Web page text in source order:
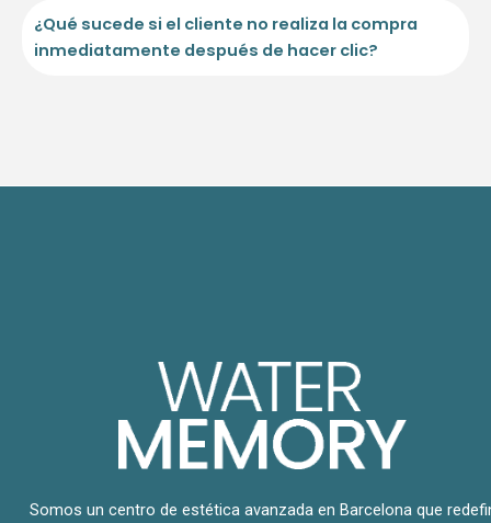
¿Qué sucede si el cliente no realiza la compra
inmediatamente después de hacer clic?
Somos un centro de estética avanzada en Barcelona que